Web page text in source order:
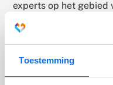
Toestemming
experts op het gebied
geïnterviewd en hun
verzameld, geordend
kwalitatieve
grounded theory
geïdentificeerd.